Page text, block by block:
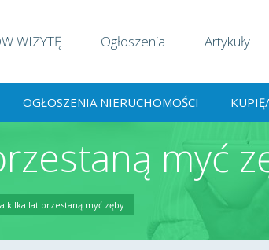
WIZYTĘ Ogłoszenia Artykuły
OGŁOSZENIA NIERUCHOMOŚCI
myć
kilka lat przestaną myć zęby